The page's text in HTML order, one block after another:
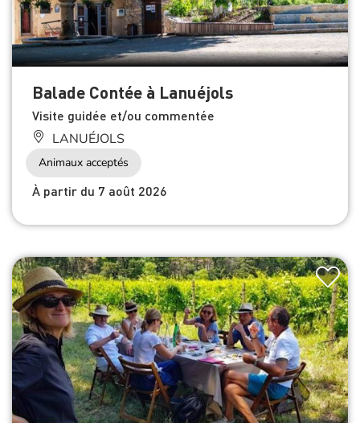
Balade Contée à Lanuéjols
Visite guidée et/ou commentée
LANUÉJOLS
Animaux acceptés
À partir du 7 août 2026